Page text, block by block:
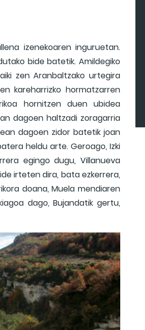
izenekoaren inguruetan.
bide batetik. Amildegiko
zen Aranbaltzako urtegira
kareharrizko hormatzarren
hornitzen duen ubidea
dagoen haltzadi zoragarria
dagoen zidor batetik joan
heldu arte. Geroago, Izki
egingo dugu, Villanueva
irteten dira, bata ezkerrera,
doana, Muela mendiaren
dago, Bujandatik gertu,